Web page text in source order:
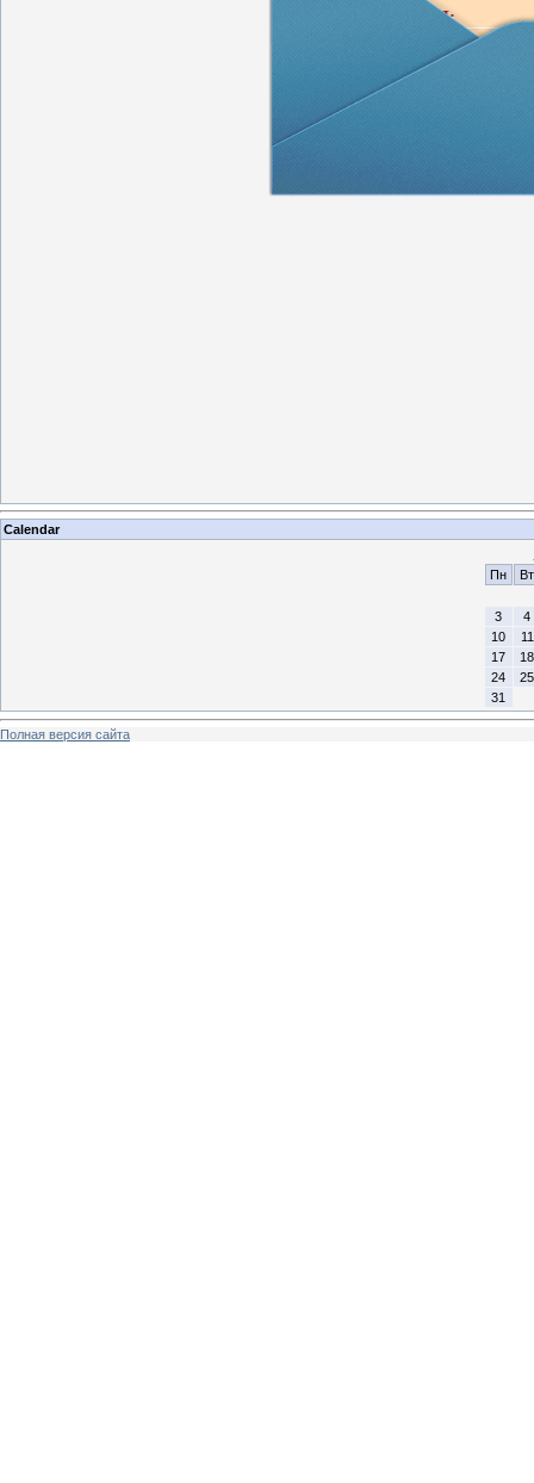
ВАШЕ ИМЯ:
ВАШ E-MAIL:
Calendar
Пн
Вт
3
4
10
11
17
18
24
25
31
Полная версия сайта